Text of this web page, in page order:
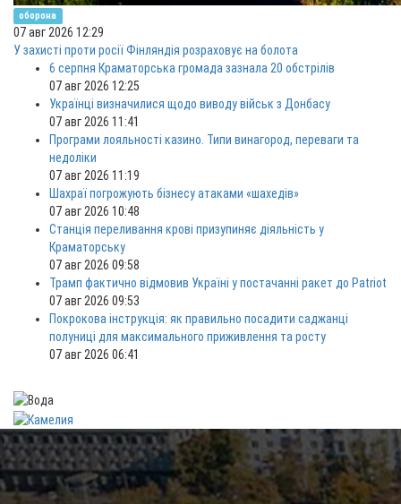
оборона
07 авг 2026 12:29
У захисті проти росії Фінляндія розраховує на болота
6 серпня Краматорська громада зазнала 20 обстрілів
07 авг 2026 12:25
Українці визначилися щодо виводу військ з Донбасу
07 авг 2026 11:41
Програми лояльності казино. Типи винагород, переваги та
недоліки
07 авг 2026 11:19
Шахраї погрожують бізнесу атаками «шахедів»
07 авг 2026 10:48
Станція переливання крові призупиняє діяльність у
Краматорську
07 авг 2026 09:58
Трамп фактично відмовив Україні у постачанні ракет до Patriot
07 авг 2026 09:53
Покрокова інструкція: як правильно посадити саджанці
полуниці для максимального приживлення та росту
07 авг 2026 06:41